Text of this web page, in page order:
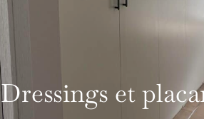
Dressings et